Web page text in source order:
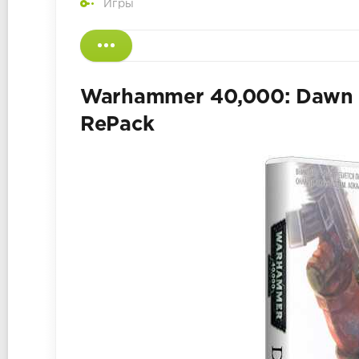
Игры
Warhammer 40,000:
RePack